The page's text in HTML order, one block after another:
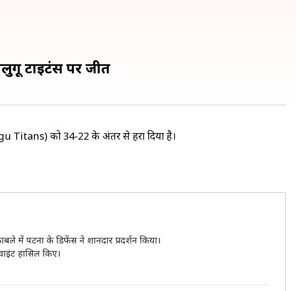
टाइटंस पर जीत
Titans) को 34-22 के अंतर से हरा दिया है।
में पटना के डिफेंस ने शानदार प्रदर्शन किया।
हासिल किए।